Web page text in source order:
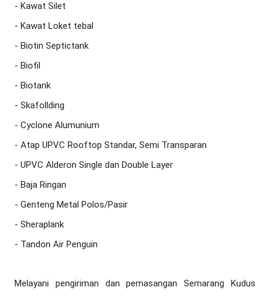
- Kawat Silet
- Kawat Loket tebal
- Biotin Septictank
- Biofil
- Biotank
- Skafollding
- Cyclone Alumunium
- Atap UPVC Rooftop Standar, Semi Transparan
- UPVC Alderon Single dan Double Layer
- Baja Ringan
- Genteng Metal Polos/Pasir
- Sheraplank
- Tandon Air Penguin
Melayani pengiriman dan pemasangan Semarang Kudus